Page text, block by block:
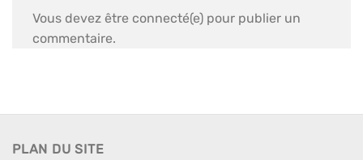
Vous devez être connecté(e) pour publier un
commentaire.
PLAN DU SITE